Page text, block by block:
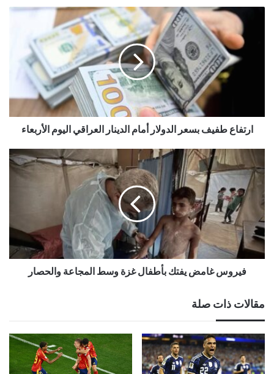
ارتفاع طفيف بسعر الدولار أمام الدينار العراقي اليوم الأربعاء
فيروس غامض يفتك بأطفال غزة وسط المجاعة والحصار
مقالات ذات صلة